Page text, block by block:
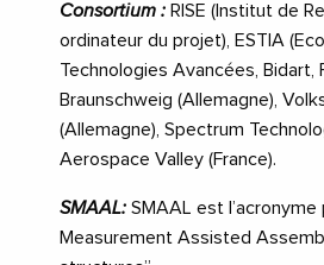
Consortium : RISE (Institut de
ordinateur du projet), ESTIA
Technologies Avancées, Bidart,
Braunschweig (Allemagne),
(Allemagne), Spectrum
Aerospace Valley (France).
SMAAL: SMAAL est l’acronyme
Measurement Assisted